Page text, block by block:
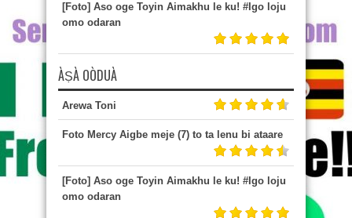
[Foto] Aso oge Toyin Aimakhu le ku! #Igo loju
omo odaran
ÀṢÀ OÒDUÀ
Arewa Toni
Foto Mercy Aigbe meje (7) to ta lenu bi ataare
[Foto] Aso oge Toyin Aimakhu le ku! #Igo loju
omo odaran